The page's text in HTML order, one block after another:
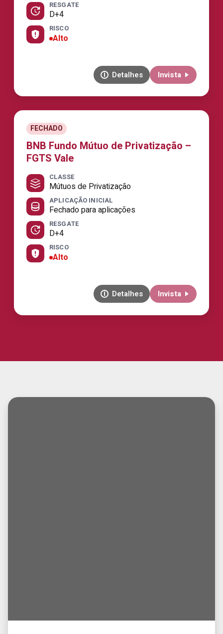
RESGATE
D+4
RISCO
Alto
Detalhes Invista
FECHADO
BNB Fundo Mútuo de Privatização –
FGTS Vale
CLASSE
Mútuos de Privatização
APLICAÇÃO INICIAL
Fechado para aplicações
RESGATE
D+4
RISCO
Alto
Detalhes Invista